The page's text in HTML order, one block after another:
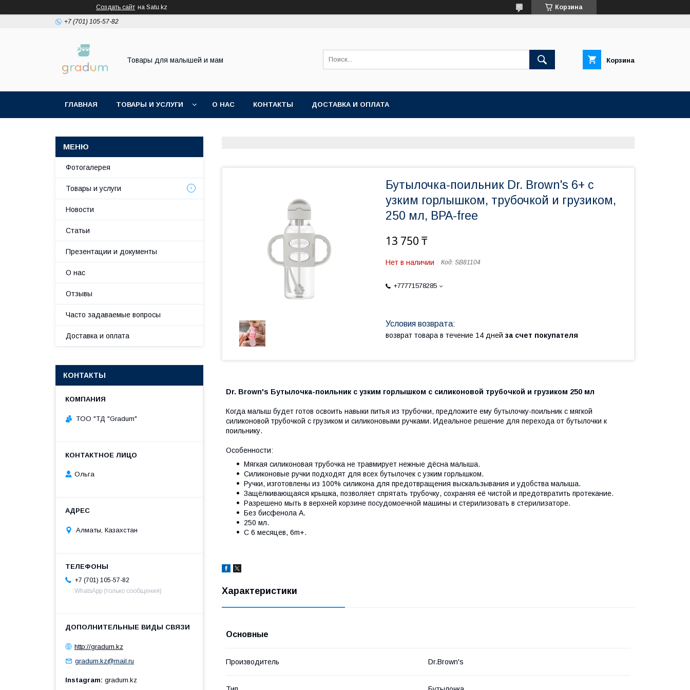
Создать сайт на Satu.kz Корзина
+7 (701) 105-57-82
Товары для малышей и мам Корзина
ГЛАВНАЯ ТОВАРЫ И УСЛУГИ О НАС КОНТАКТЫ ДОСТАВКА И ОПЛАТА
Бутылочка-поильник Dr. Brown's 6+ с
узким горлышком, трубочкой и грузиком,
250 мл, BPA-free
13 750 ₸
Нет в наличии Код: SB81104
+77771578285
возврат товара в течение 14 дней за счет покупателя
Dr. Brown's Бутылочка-поильник с узким горлышком с силиконовой трубочкой и грузиком 250 мл
Когда малыш будет готов освоить навыки питья из трубочки, предложите ему бутылочку-поильник с мягкой
силиконовой трубочкой с грузиком и силиконовыми ручками. Идеальное решение для перехода от бутылочки к
поильнику.
Особенности:
Мягкая силиконовая трубочка не травмирует нежные дёсна малыша.
Силиконовые ручки подходят для всех бутылочек с узким горлышком.
Ручки, изготовлены из 100% силикона для предотвращения выскальзывания и удобства малыша.
Защёлкивающаяся крышка, позволяет спрятать трубочку, сохраняя её чистой и предотвратить протекание.
Разрешено мыть в верхней корзине посудомоечной машины и стерилизовать в стерилизаторе.
Без бисфенола А.
250 мл.
С 6 месяцев, 6m+.
Характеристики
Основные
Производитель Dr.Brown's
Фотогалерея
Товары и услуги
Новости
Статьи
Презентации и документы
О нас
Отзывы
Часто задаваемые вопросы
Доставка и оплата
КОНТАКТЫ
TOO "ТД "Gradum"
Ольга
Алматы, Казахстан
+7 (701) 105-57-82
WhatsApp (только сообщения)
http://gradum.kz
gradum.kz@mail.ru
Instagram gradum.kz